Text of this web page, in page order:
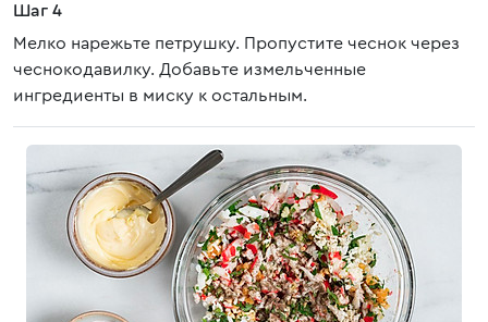
Шаг 4
Мелко нарежьте петрушку. Пропустите чеснок через
чеснокодавилку. Добавьте измельченные
ингредиенты в миску к остальным.